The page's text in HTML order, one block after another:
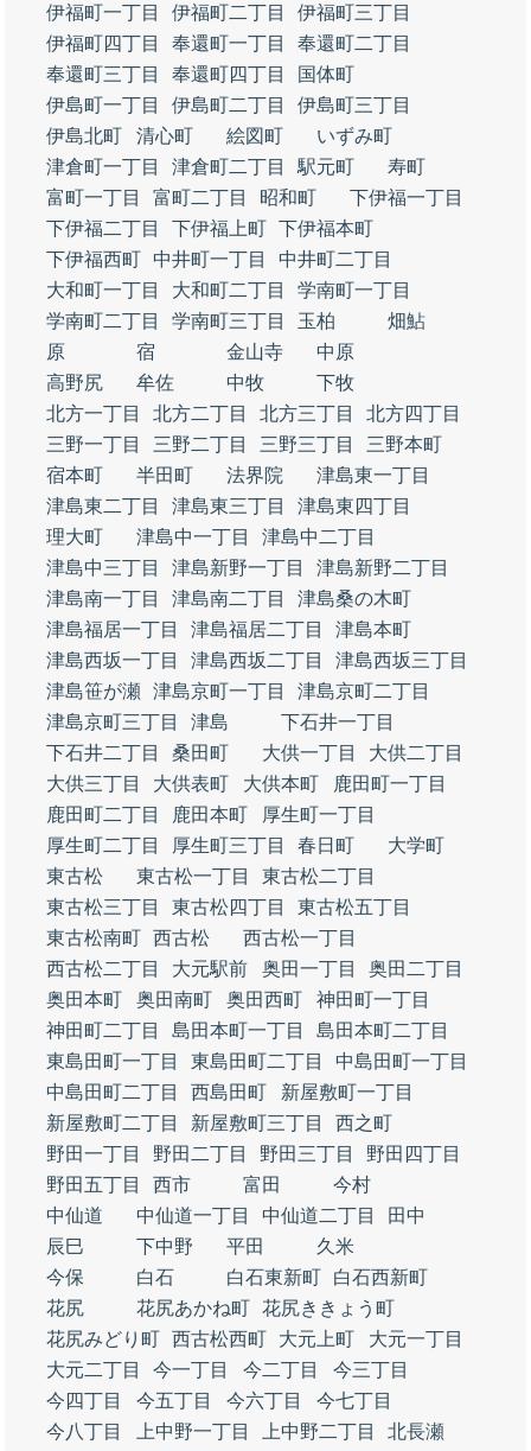
伊福町一丁目 伊福町二丁目
伊福町三丁目
伊福町四丁目
奉還町一丁目
奉還町二丁目
奉還町三丁目
奉還町四丁目
国体町
伊島町一丁目
伊島町二丁目
伊島町三丁目
伊島北町
清心町 絵図町
いずみ町
津倉町一丁目
津倉町二丁目 駅元町
寿町
富町一丁目
富町二丁目 昭和町
下伊福一丁目
下伊福二丁目
下伊福上町 下伊福本町
下伊福西町
中井町一丁目
中井町二丁目
大和町一丁目
大和町二丁目
学南町一丁目
学南町二丁目
学南町三丁目 玉柏
畑鮎
原
宿 金山寺
中原
高野尻
牟佐 中牧
下牧
北方一丁目
北方二丁目 北方三丁目
北方四丁目
三野一丁目
三野二丁目 三野三丁目
三野本町
宿本町
半田町 法界院
津島東一丁目
津島東二丁目
津島東三丁目
津島東四丁目
理大町
津島中一丁目
津島中二丁目
津島中三丁目
津島新野一丁目
津島新野二丁目
津島南一丁目
津島南二丁目
津島桑の木町
津島福居一丁目
津島福居二丁目
津島本町
津島西坂一丁目
津島西坂二丁目
津島西坂三丁目
津島笹が瀬 津島京町一丁目
津島京町二丁目
津島京町三丁目
津島
下石井一丁目
下石井二丁目
桑田町 大供一丁目
大供二丁目
大供三丁目
大供表町 大供本町
鹿田町一丁目
鹿田町二丁目
鹿田本町
厚生町一丁目
厚生町二丁目
厚生町三丁目 春日町
大学町
東古松
東古松一丁目
東古松二丁目
東古松三丁目
東古松四丁目
東古松五丁目
東古松南町 西古松
西古松一丁目
西古松二丁目
大元駅前 奥田一丁目
奥田二丁目
奥田本町
奥田南町 奥田西町
神田町一丁目
神田町二丁目
島田本町一丁目
島田本町二丁目
東島田町一丁目
東島田町二丁目
中島田町一丁目
中島田町二丁目
西島田町
新屋敷町一丁目
新屋敷町二丁目
新屋敷町三丁目
西之町
野田一丁目
野田二丁目 野田三丁目
野田四丁目
野田五丁目
西市 富田
今村
中仙道
中仙道一丁目 中仙道二丁目
田中
辰巳
下中野 平田
久米
今保
白石 白石東新町
白石西新町
花尻
花尻あかね町 花尻ききょう町
花尻みどり町 西古松西町 大元上町
大元一丁目
大元二丁目
今一丁目 今二丁目
今三丁目
今四丁目
今五丁目 今六丁目
今七丁目
今八丁目
上中野一丁目 上中野二丁目
北長瀬